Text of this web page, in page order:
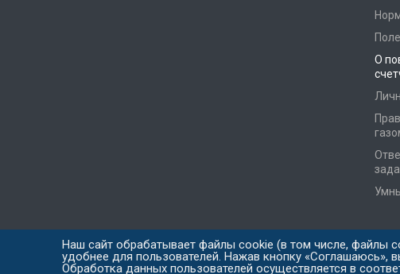
О
© ООО "Газпром межрегионгаз Пенза" Все права защищены 2026 г.
Наш сайт обрабатывает файлы cookie (в том числе, файлы
удобнее для пользователей. Нажав кнопку «Соглашаюсь»,
Обработка данных пользователей осуществляется в